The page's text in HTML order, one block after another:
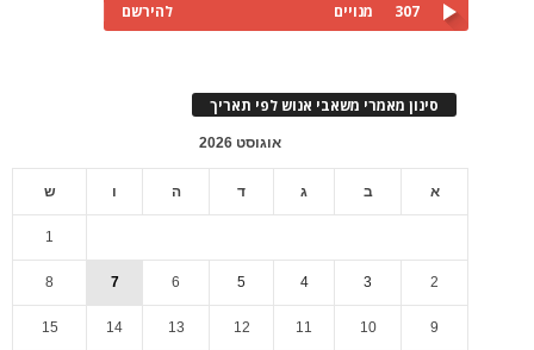
307 מנויים להירשם
סינון מאמרי משאבי אנוש לפי תאריך
אוגוסט 2026
א ב ג ד ה ו ש
1
2
3
4
5
6
7
8
9
10
11
12
13
14
15